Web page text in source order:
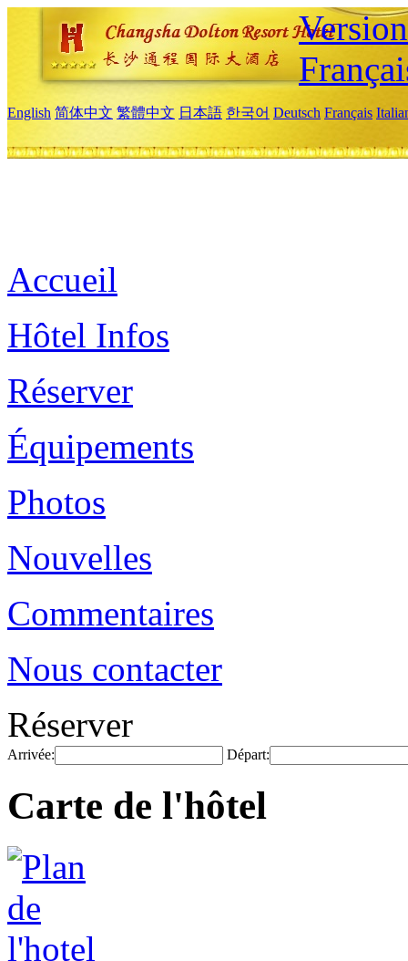
English 简体中文 繁體中文 日本語 한국어 Deutsch Français
Accueil
Hôtel Infos
Réserver
Équipements
Photos
Nouvelles
Commentaires
Nous contacter
Réserver
Arrivée: Départ:
Carte de l'hôtel